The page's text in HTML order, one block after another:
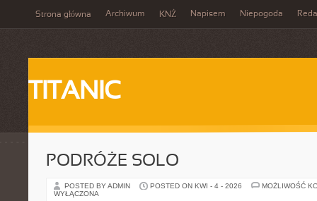
Strona główna Archiwum KNŻ Napisem Niepogoda
TITANIC
PODRÓŻE SOLO
POSTED BY ADMIN POSTED ON KWI - 4 - 2026
MOŻLIWOŚĆ
WYŁĄCZONA